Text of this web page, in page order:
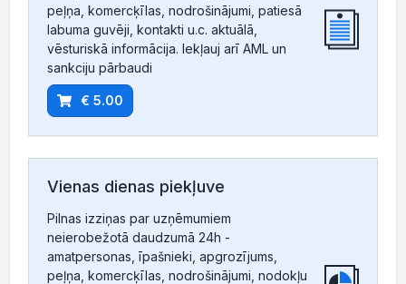
peļņa, komercķīlas, nodrošinājumi, patiesā
labuma guvēji, kontakti u.c. aktuālā,
vēsturiskā informācija. Iekļauj arī AML un
sankciju pārbaudi
€ 5.00
Vienas dienas piekļuve
Pilnas izziņas par uzņēmumiem
neierobežotā daudzumā 24h -
amatpersonas, īpašnieki, apgrozījums,
peļņa, komercķīlas, nodrošinājumi, nodokļu